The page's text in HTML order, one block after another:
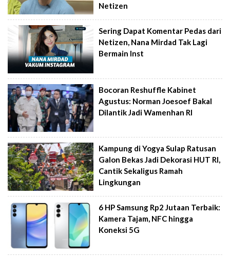
Netizen
Sering Dapat Komentar Pedas dari
Netizen, Nana Mirdad Tak Lagi
Bermain Inst
Bocoran Reshuffle Kabinet
Agustus: Norman Joesoef Bakal
Dilantik Jadi Wamenhan RI
Kampung di Yogya Sulap Ratusan
Galon Bekas Jadi Dekorasi HUT RI,
Cantik Sekaligus Ramah
Lingkungan
6 HP Samsung Rp2 Jutaan Terbaik:
Kamera Tajam, NFC hingga
Koneksi 5G